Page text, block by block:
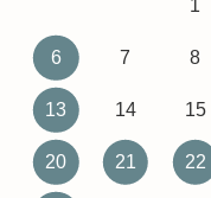
1
6 7 8
13 14 15
20 21 22